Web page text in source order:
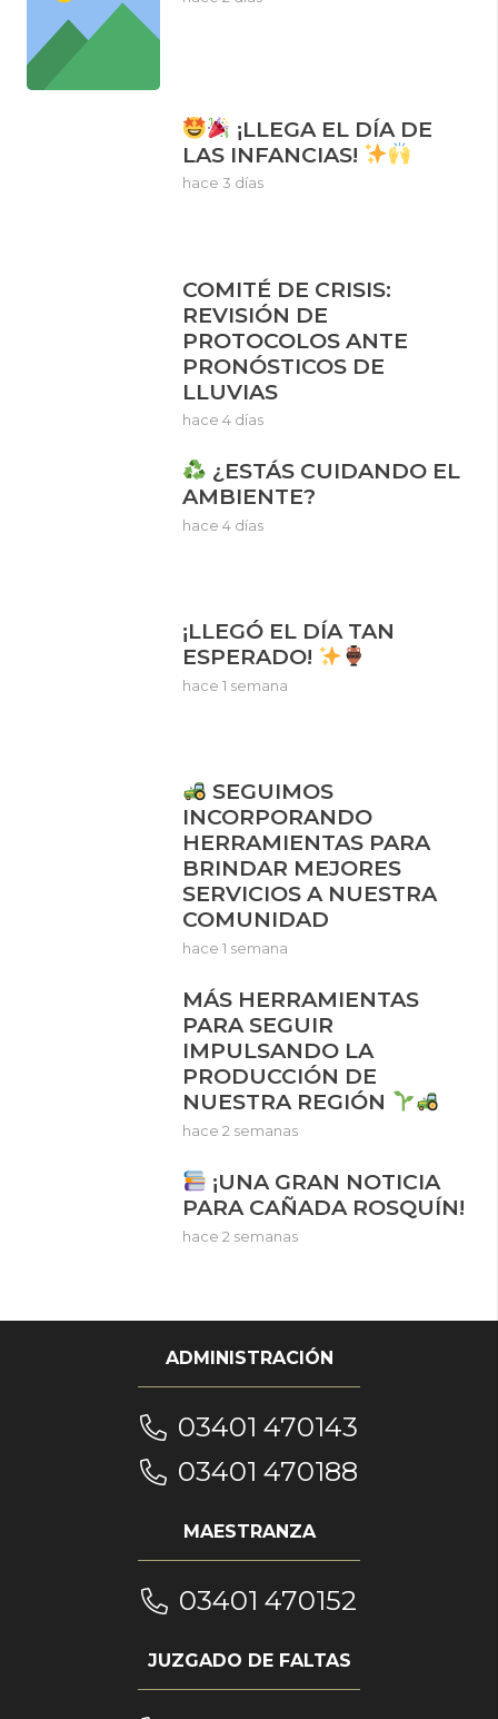
¡LLEGA EL DÍA DE
LAS INFANCIAS!
hace 3 días
COMITÉ DE CRISIS:
REVISIÓN DE
PROTOCOLOS ANTE
PRONÓSTICOS DE
LLUVIAS
hace 4 días
¿ESTÁS CUIDANDO EL
AMBIENTE?
hace 4 días
¡LLEGÓ EL DÍA TAN
ESPERADO!
hace 1 semana
SEGUIMOS
INCORPORANDO
HERRAMIENTAS PARA
BRINDAR MEJORES
SERVICIOS A NUESTRA
COMUNIDAD
hace 1 semana
MÁS HERRAMIENTAS
PARA SEGUIR
IMPULSANDO LA
PRODUCCIÓN DE
NUESTRA REGIÓN
hace 2 semanas
¡UNA GRAN NOTICIA
PARA CAÑADA ROSQUÍN!
hace 2 semanas
ADMINISTRACIÓN
03401 470143
03401 470188
MAESTRANZA
03401 470152
JUZGADO DE FALTAS